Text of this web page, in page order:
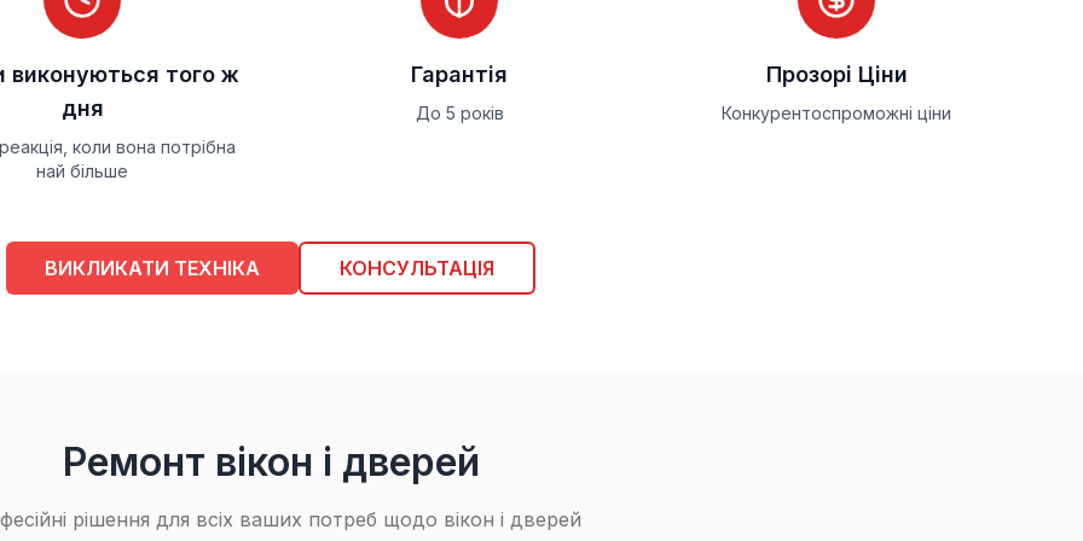
або нерівномірний
та
або втрату
вікон?
коли вікна
протяги або стулка
виконуються того ж
дня
коли вона потрібна
най більше
Гарантія
До 5 років
Прозорі Ціни
Конкурентоспроможні ціни
ВИКЛИКАТИ ТЕХНІКА КОНСУЛЬТАЦІЯ
Ремонт вікон і дверей
рішення для всіх ваших потреб щодо вікон і дверей